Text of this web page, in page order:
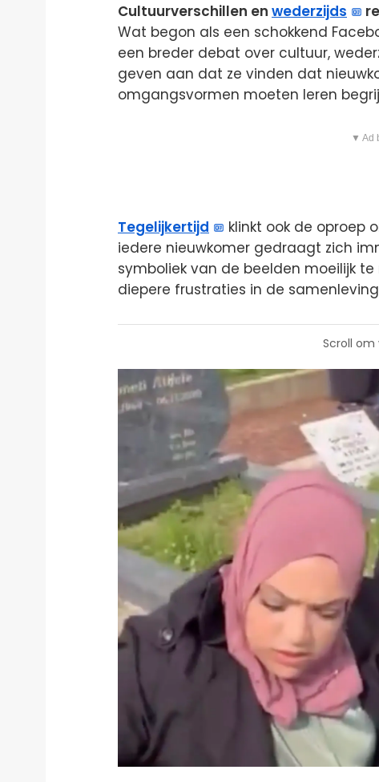
Cultuurverschillen en wederzijds
Wat begon als een schokkend
een breder debat over cultuur,
geven aan dat ze vinden dat
omgangsvormen moeten leren
▼ Ad
Tegelijkertijd
klinkt ook de oproep
iedere nieuwkomer gedraagt zich
symboliek van de beelden moeilijk
diepere frustraties in de
Scroll om